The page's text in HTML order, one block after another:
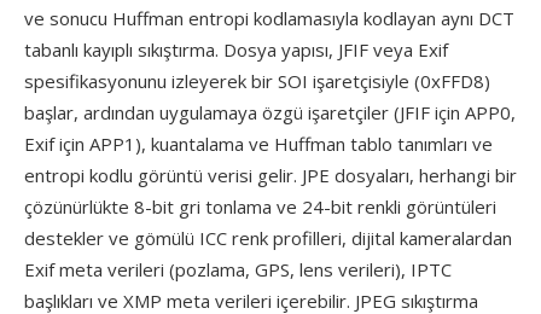
ve sonucu Huffman entropi kodlamasıyla kodlayan aynı DCT
tabanlı kayıplı sıkıştırma. Dosya yapısı, JFIF veya Exif
spesifikasyonunu izleyerek bir SOI işaretçisiyle (0xFFD8)
başlar, ardından uygulamaya özgü işaretçiler (JFIF için APP0,
Exif için APP1), kuantalama ve Huffman tablo tanımları ve
entropi kodlu görüntü verisi gelir. JPE dosyaları, herhangi bir
çözünürlükte 8-bit gri tonlama ve 24-bit renkli görüntüleri
destekler ve gömülü ICC renk profilleri, dijital kameralardan
Exif meta verileri (pozlama, GPS, lens verileri), IPTC
başlıkları ve XMP meta verileri içerebilir. JPEG sıkıştırma